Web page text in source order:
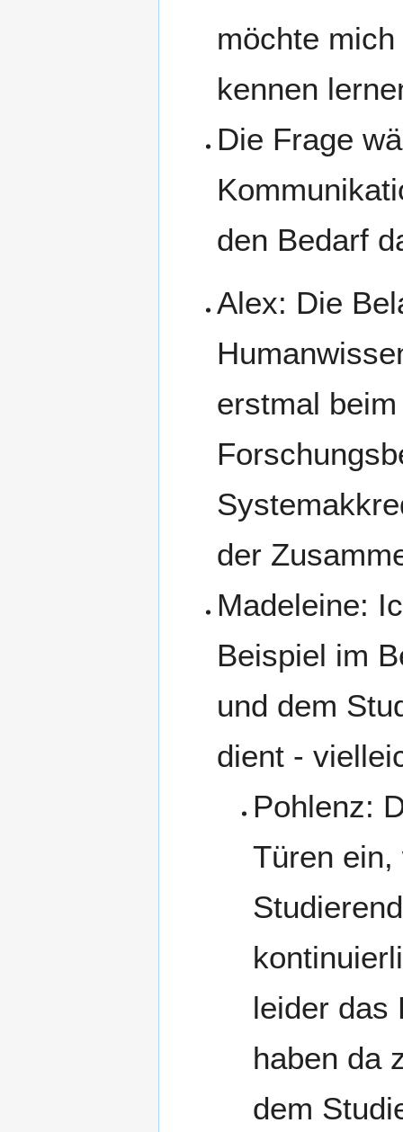
möchte
kennen
Die Frage
den Bedarf
Alex: Die
erstmal
der
Madeleine:
Beispiel im
und dem
dient -
Pohlenz:
Türen
leider das
haben da
dem